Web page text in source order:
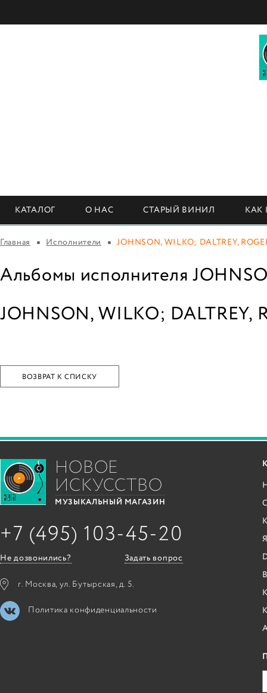
КАТАЛОГ О НАС СТАРЫЙ ВИНИЛ КАК
Главная Исполнители JOHNSON, WILKO; DALTREY,
Альбомы исполнителя
JOHNSON, WILKO; DALTREY,
ВОЗВРАТ К СПИСКУ
НОВОЕ
ИСКУССТВО
МУЗЫКАЛЬНЫЙ МАГАЗИН
+7 (495) 103-45-20
Не дозвонились? Задать вопрос
г. Москва, ул. Бутырская, д. 5.
Политика конфиденциальности